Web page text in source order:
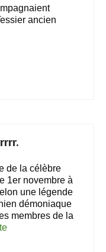
ancien
de la célèbre
1er novembre à
une légende
démoniaque
membres de la